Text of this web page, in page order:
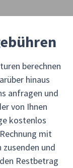
berechnen
hinaus
anfragen und
von Ihnen
kostenlos
mit
und
Restbetrag